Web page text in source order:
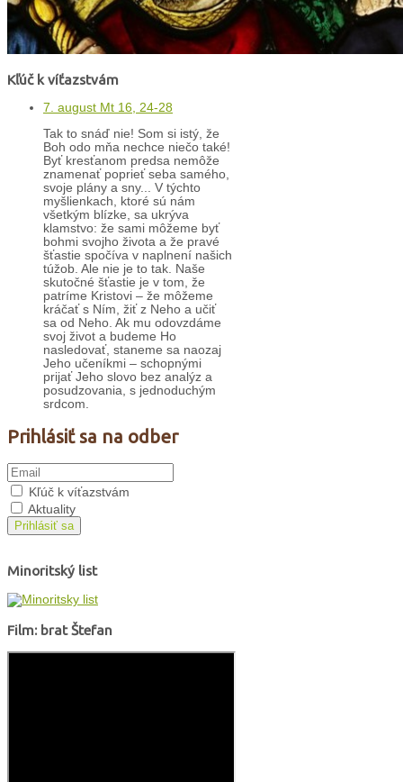
Kľúč k víťazstvám
7. august Mt 16, 24-28
Tak to snáď nie! Som si istý, že
Boh odo mňa nechce niečo také!
Byť kresťanom predsa nemôže
znamenať poprieť seba samého,
svoje plány a sny... V týchto
myšlienkach, ktoré sú nám
všetkým blízke, sa ukrýva
klamstvo: že sami môžeme byť
bohmi svojho života a že pravé
šťastie spočíva v naplnení našich
túžob. Ale nie je to tak. Naše
skutočné šťastie je v tom, že
patríme Kristovi – že môžeme
kráčať s Ním, žiť z Neho a učiť
sa od Neho. Ak mu odovzdáme
svoj život a budeme Ho
nasledovať, staneme sa naozaj
Jeho učeníkmi – schopnými
prijať Jeho slovo bez analýz a
posudzovania, s jednoduchým
srdcom.
Prihlásiť sa na odber
Kľúč k víťazstvám
Aktuality
Prihlásiť sa
Minoritský list
Film: brat Štefan